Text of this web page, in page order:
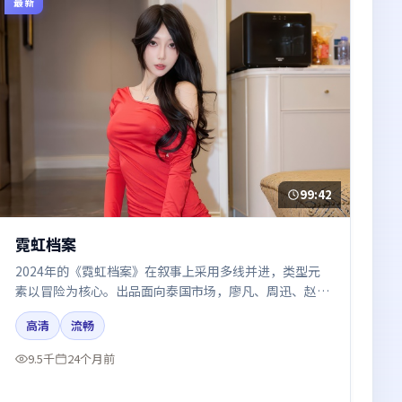
99:42
霓虹档案
2024年的《霓虹档案》在叙事上采用多线并进，类型元
素以冒险为核心。出品面向泰国市场，廖凡、周迅、赵丽
颖所饰角色推动关键反转，结尾留白引发讨论。
高清
流畅
9.5千
24个月前